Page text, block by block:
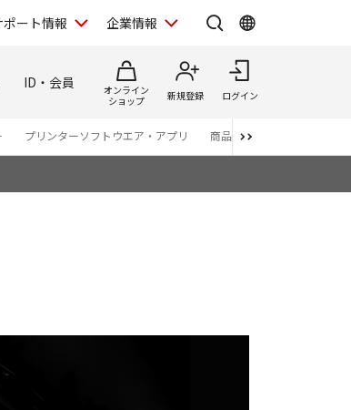
ート情報 企業情報
ID・会員
オンライン
ショップ
新規登録 ログイン
プリンターソフトウエア・アプリ 商品カタログ